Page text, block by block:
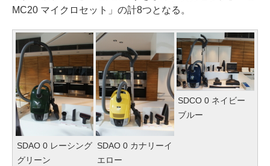
MC20 マイクロセット」の計8つとなる。
SDAO 0 レーシング
グリーン
SDAO 0 カナリーイ
エロー
SDCO 0 ネイビー
ブルー